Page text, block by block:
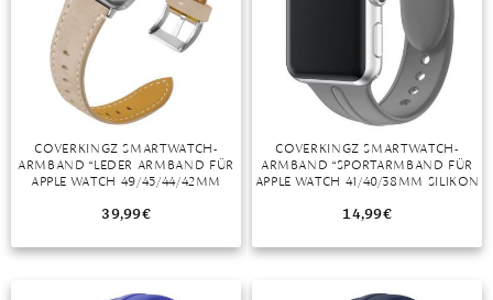
KYANIT
LABRADORIT
LAPISLAZULI
MONDSTEIN
COVERKINGZ SMARTWATCH-
ARMBAND “LEDER ARMBAND FÜR
APPLE WATCH 49/45/44/42MM
KHAKI”
39,99€
COVERKINGZ SMARTWATCH-
ARMBAND “SPORTARMBAND FÜR
APPLE WATCH 41/40/38MM SILIKON
GRAU”
14,99€